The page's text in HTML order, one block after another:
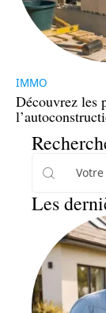
IMMO
Découvrez les
Les